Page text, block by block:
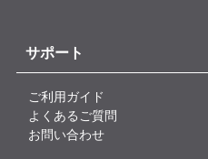
サポート
ご利用ガイド
よくあるご質問
お問い合わせ